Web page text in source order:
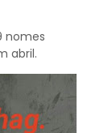
nomes
abril.